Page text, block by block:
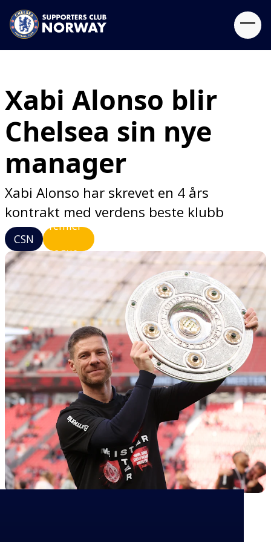
Xabi Alonso blir
Chelsea sin nye
manager
Xabi Alonso har skrevet en 4 års
kontrakt med verdens beste klubb
CSN
Premier
League